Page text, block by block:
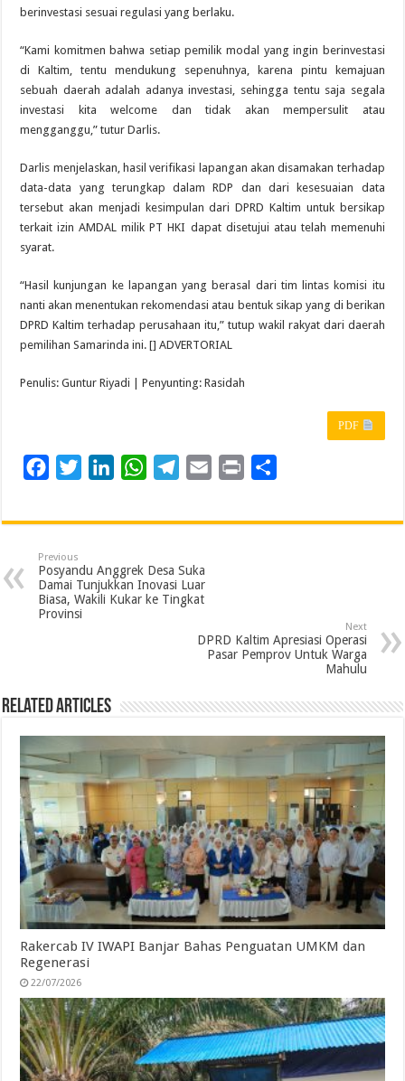
berinvestasi sesuai regulasi yang berlaku.
“Kami komitmen bahwa setiap pemilik modal yang ingin berinvestasi
di Kaltim, tentu mendukung sepenuhnya, karena pintu kemajuan
sebuah daerah adalah adanya investasi, sehingga tentu saja segala
investasi kita welcome dan tidak akan mempersulit atau
mengganggu,” tutur Darlis.
Darlis menjelaskan, hasil verifikasi lapangan akan disamakan terhadap
data-data yang terungkap dalam RDP dan dari kesesuaian data
tersebut akan menjadi kesimpulan dari DPRD Kaltim untuk bersikap
terkait izin AMDAL milik PT HKI dapat disetujui atau telah memenuhi
syarat.
“Hasil kunjungan ke lapangan yang berasal dari tim lintas komisi itu
nanti akan menentukan rekomendasi atau bentuk sikap yang di berikan
DPRD Kaltim terhadap perusahaan itu,” tutup wakil rakyat dari daerah
pemilihan Samarinda ini. [] ADVERTORIAL
Penulis: Guntur Riyadi | Penyunting: Rasidah
PDF
c
b
o
o
i
t
e
n
e
d
W
a
s
A
l
g
r
a
i
a
Previous
Posyandu Anggrek Desa Suka
Damai Tunjukkan Inovasi Luar
Biasa, Wakili Kukar ke Tingkat
Provinsi
Next
DPRD Kaltim Apresiasi Operasi
Pasar Pemprov Untuk Warga
Mahulu
Related Articles
Rakercab IV IWAPI Banjar Bahas Penguatan UMKM dan
Regenerasi
22/07/2026